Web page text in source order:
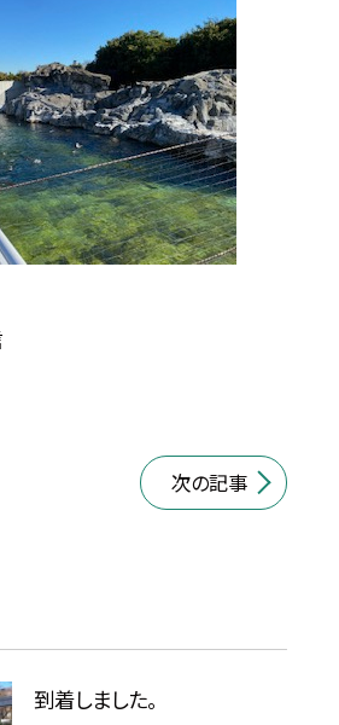
次の記事
到着しました。